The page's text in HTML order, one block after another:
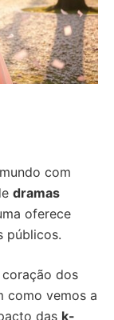
com
dramas
oferece
públicos.
coração dos
como vemos a
das k-